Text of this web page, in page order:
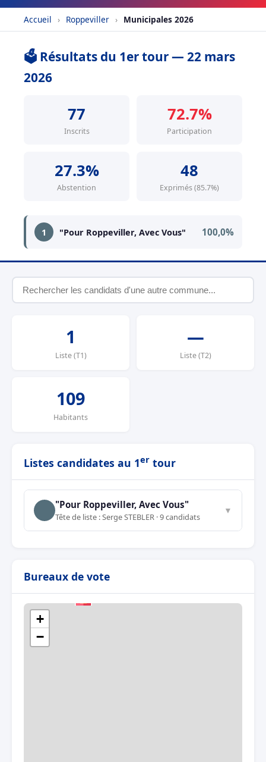
Accueil › Roppeviller › Municipales 2026
🗳️ Résultats du 1er tour — 22 mars
2026
77
Inscrits
72.7%
Participation
27.3%
Abstention
48
Exprimés (85.7%)
1 "Pour Roppeviller, Avec Vous" 100,0%
1
Liste (T1)
—
Liste (T2)
109
Habitants
Listes candidates au 1er tour
"Pour Roppeviller, Avec Vous"
Tête de liste : Serge STEBLER · 9 candidats
▼
Bureaux de vote
+
−